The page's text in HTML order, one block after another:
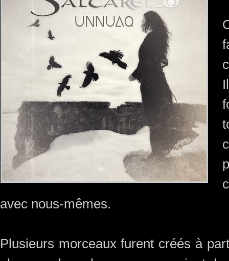
avec nous-mêmes.
Plusieurs morceaux furent créés à